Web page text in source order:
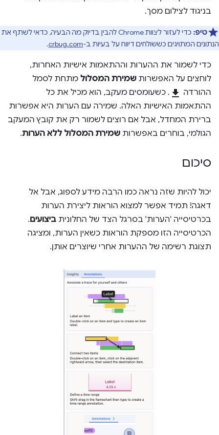
בניגוד לצילום מסך.
טיפ:
כדי לעזור לצוות Chrome להבין בדיוק מה הבעיה, כדאי לשתף את
הנתונים המתויגים כששולחים דיווח על בעיות ב-crbug.com
.
כדי לשמור את ההערות וההתאמות אישיות האחרות,
לוחצים על האפשרות שמירת המסלול מתחת לסמל
ההורדה download . כשעומסים מעקב, הוא מכיל את כל
ההתאמות האישיות האלה. שמירה עם הערות היא אפשרות
ברירת המחדל, אבל אם רוצים לשמור רק את קובץ המעקב
הגולמי, בוחרים באפשרות שמירת המסלול ללא הערות.
סיכום
יכול להיות שזה נראה כמו הרבה מידע לספוג, אבל אל
דאגה! תמיד אפשר למצוא הוראות ליצירת הערות
בכרטיסייה 'הערות' בסרגל הצד של החלונית ביצועים.
הכרטיסייה הזו מספקת הוראות כשאין הערות, ומציגה
תצוגת רשימה של ההערות אחרי שיוצרים אותן.